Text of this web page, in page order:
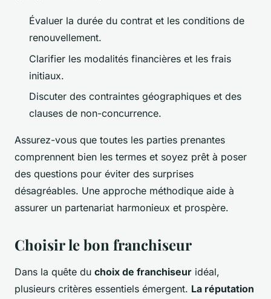
Évaluer la durée du contrat et les conditions de
renouvellement.
Clarifier les modalités financières et les frais
initiaux.
Discuter des contraintes géographiques et des
clauses de non-concurrence.
Assurez-vous que toutes les parties prenantes
comprennent bien les termes et soyez prêt à poser
des questions pour éviter des surprises
désagréables. Une approche méthodique aide à
assurer un partenariat harmonieux et prospère.
Choisir le bon franchiseur
Dans la quête du choix de franchiseur idéal,
plusieurs critères essentiels émergent. La réputation